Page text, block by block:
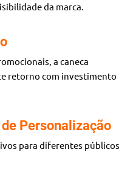
da marca.
a caneca
retorno com investimento
Personalização
para diferentes públicos